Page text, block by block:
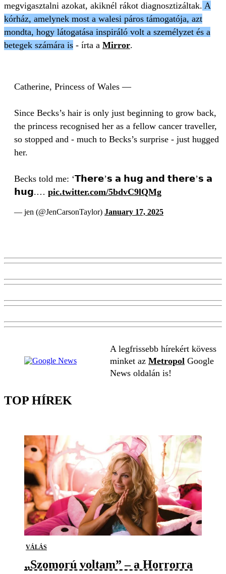
megvigasztalni azokat, akiknél rákot diagnosztizáltak. A
kórház, amelynek most a walesi páros támogatója, azt
mondta, hogy látogatása inspiráló volt a személyzet és a
betegek számára is - írta a Mirror.
Catherine, Princess of Wales —
Since Becks’s hair is only just beginning to grow back,
the princess recognised her as a fellow cancer traveller,
so stopped and - much to Becks’s surprise - just hugged
her.
Becks told me: ‘𝗧𝗵𝗲𝗿𝗲’𝘀 𝗮 𝗵𝘂𝗴 𝗮𝗻𝗱 𝘁𝗵𝗲𝗿𝗲’𝘀 𝗮
𝗵𝘂𝗴.… pic.twitter.com/5bdvC9lQMg
— jen (@JenCarsonTaylor) January 17, 2025
A legfrissebb hírekért kövess
minket az Metropol Google
News oldalán is!
TOP HÍREK
VÁLÁS
„Szomorú voltam” – a Horrorra